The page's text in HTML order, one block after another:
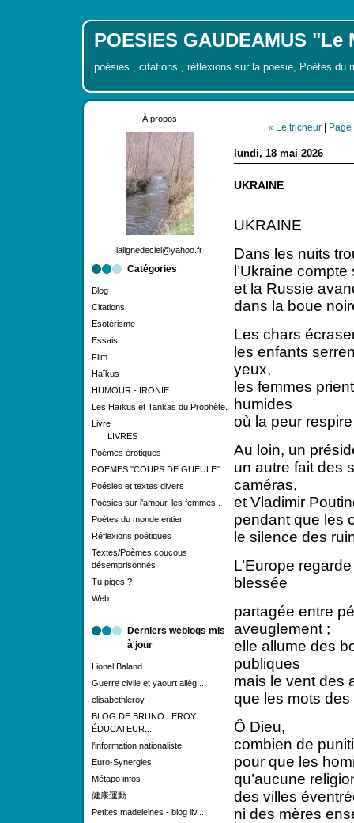
POESIES GAUDEAMUS
poésies , citations , réflexions sur la poésie, Poètes du
À propos
lalignedeciel@yahoo.fr
Catégories
Blog
Citations
Esotérisme
Essais
Film
Haïkus
HUMOUR - IRONIE
Les Haïkus et Tankas du Prophète.
Livre
LIVRES
Poèmes érotiques
POEMES "COUPS DE GUEULE"
Poésies et textes divers
Poésies sur l'amour, les femmes..
Poètes du monde entier
Réflexions poétiques
Textes/Poèmes coucous
désemprisonnés
Tu piges ?
Web
Derniers weblogs mis
à jour
Lionel Baland
Guerre civile et yaourt allég...
elisabethleroy
BLOG DE BRUNO LEROY
ÉDUCATEUR...
l'information nationaliste
Euro-Synergies
Métapo infos
健康運動
Petites madeleines - blog liv...
« Le tricheur| Page
lundi, 18 mai 2026
UKRAINE
UKRAINE
Dans les nuits
l’Ukraine
et la Russie
dans la boue
Les chars
les enfants
yeux,
les femmes
humides
où la peur
Au loin, un
un autre fait des
caméras,
et Vladimir
pendant que les
le silence des
L’Europe
blessée
partagée entre
aveuglement ;
elle allume des
publiques
mais le vent des
que les mots
Ô Dieu,
combien de
pour que les
qu’aucune
des villes
ni des mères